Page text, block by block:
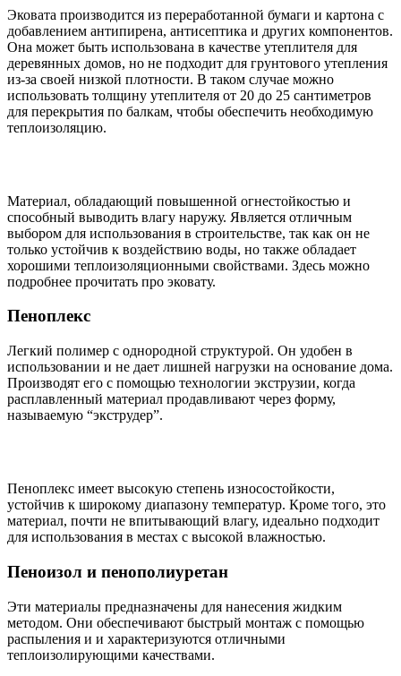
Эковата производится из переработанной бумаги и картона с
добавлением антипирена, антисептика и других компонентов.
Она может быть использована в качестве утеплителя для
деревянных домов, но не подходит для грунтового утепления
из-за своей низкой плотности. В таком случае можно
использовать толщину утеплителя от 20 до 25 сантиметров
для перекрытия по балкам, чтобы обеспечить необходимую
теплоизоляцию.
Материал, обладающий повышенной огнестойкостью и
способный выводить влагу наружу. Является отличным
выбором для использования в строительстве, так как он не
только устойчив к воздействию воды, но также обладает
хорошими теплоизоляционными свойствами. Здесь можно
подробнее прочитать про эковату.
Пеноплекс
Легкий полимер с однородной структурой. Он удобен в
использовании и не дает лишней нагрузки на основание дома.
Производят его с помощью технологии экструзии, когда
расплавленный материал продавливают через форму,
называемую “экструдер”.
Пеноплекс имеет высокую степень износостойкости,
устойчив к широкому диапазону температур. Кроме того, это
материал, почти не впитывающий влагу, идеально подходит
для использования в местах с высокой влажностью.
Пеноизол и пенополиуретан
Эти материалы предназначены для нанесения жидким
методом. Они обеспечивают быстрый монтаж с помощью
распыления и и характеризуются отличными
теплоизолирующими качествами.